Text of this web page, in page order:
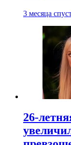
3 месяца
26-